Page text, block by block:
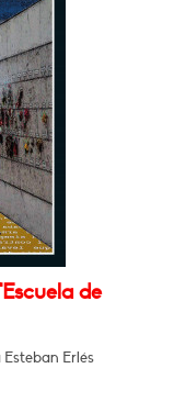
de
Erlés